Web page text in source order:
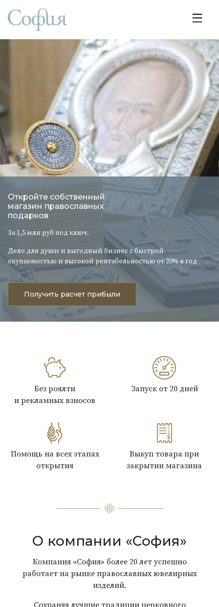
Откройте собственный
магазин православных
подарков
За 1,5 млн руб под ключ.
Дело для души и выгодный бизнес с быстрой
окупаемостью и высокой рентабельностью от 20% в год
Получить расчет прибыли
Без роялти
и рекламных взносов
Запуск от 20 дней
Помощь на всех этапах
открытия
Выкуп товара при
закрытии магазина
О компании «София»
Компания «София» более 20 лет успешно
работает на рынке православных ювелирных
изделий.
Сохраняя лучшие традиции церковного